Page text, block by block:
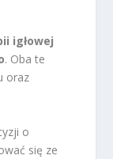
igłowej
. Oba te
oraz
o
się ze